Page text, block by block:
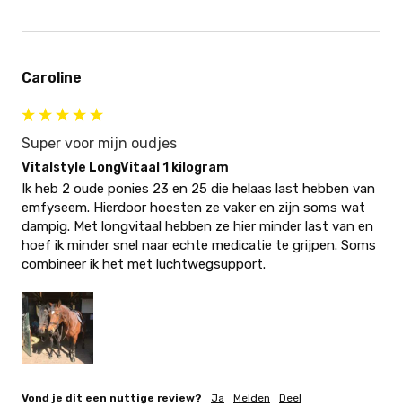
Caroline
Super voor mijn oudjes
Vitalstyle LongVitaal 1 kilogram
Ik heb 2 oude ponies 23 en 25 die helaas last hebben van
emfyseem. Hierdoor hoesten ze vaker en zijn soms wat
dampig. Met longvitaal hebben ze hier minder last van en
hoef ik minder snel naar echte medicatie te grijpen. Soms
combineer ik het met luchtwegsupport.
Vond je dit een nuttige review? Ja Melden Deel